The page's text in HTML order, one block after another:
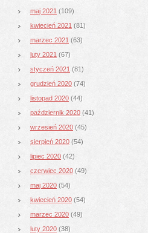
maj 2021 (109)
kwiecień 2021 (81)
marzec 2021 (63)
luty 2021 (67)
styczeń 2021 (81)
grudzień 2020 (74)
listopad 2020 (44)
październik 2020 (41)
wrzesień 2020 (45)
sierpień 2020 (54)
lipiec 2020 (42)
czerwiec 2020 (49)
maj 2020 (54)
kwiecień 2020 (54)
marzec 2020 (49)
luty 2020 (38)